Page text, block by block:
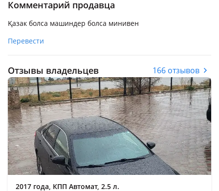
Комментарий продавца
Қазак болса машиндер болса минивен
Перевести
Отзывы владельцев 166 отзывов
2017 года, КПП Автомат, 2.5 л.